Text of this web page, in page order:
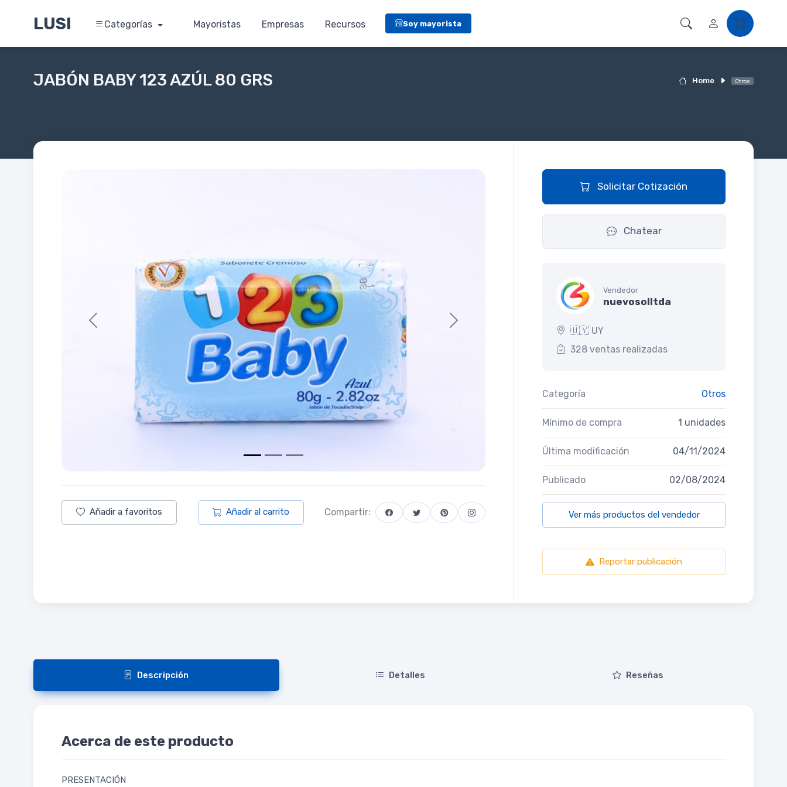
LUSI Categorías Mayoristas Empresas Recursos Soy mayorista
Home Otros
JABÓN BABY 123 AZÚL 80 GRS
Previous Next
Añadir a favoritos Añadir al carrito Compartir:
Solicitar Cotización
Chatear
Vendedor
nuevosolltda
🇺🇾 UY
328 ventas realizadas
Categoría Otros
Mínimo de compra 1 unidades
Última modificación 04/11/2024
Publicado 02/08/2024
Ver más productos del vendedor
Reportar publicación
Descripción Detalles Reseñas
Acerca de este producto
PRESENTACIÓN